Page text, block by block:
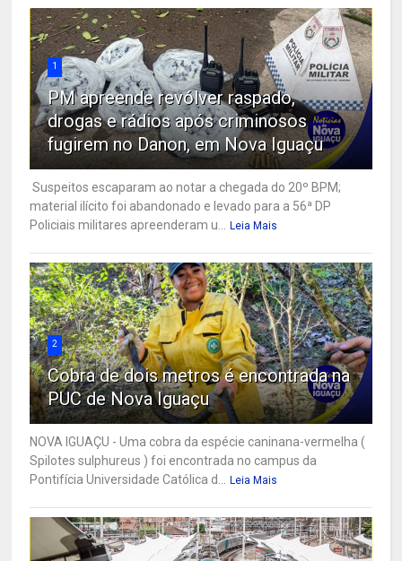
1
PM apreende revólver raspado,
drogas e rádios após criminosos
fugirem no Danon, em Nova Iguaçu
Suspeitos escaparam ao notar a chegada do 20º BPM;
material ilícito foi abandonado e levado para a 56ª DP
Policiais militares apreenderam u... Leia Mais
2
Cobra de dois metros é encontrada na
PUC de Nova Iguaçu
NOVA IGUAÇU - Uma cobra da espécie caninana-vermelha (
Spilotes sulphureus ) foi encontrada no campus da
Pontifícia Universidade Católica d... Leia Mais